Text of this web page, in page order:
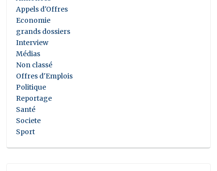
Appels d'Offres
Economie
grands dossiers
Interview
Médias
Non classé
Offres d'Emplois
Politique
Reportage
Santé
Societe
Sport